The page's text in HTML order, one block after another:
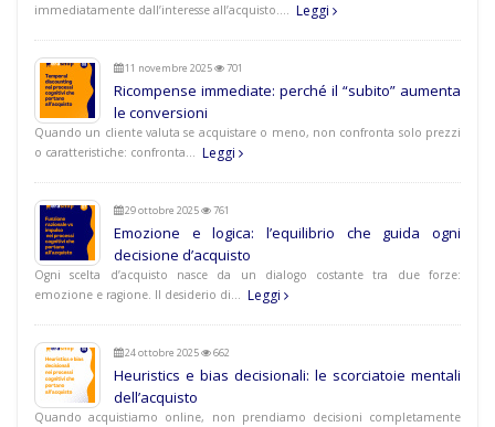
immediatamente dall’interesse all’acquisto.… Leggi
11 novembre 2025 701
Ricompense immediate: perché il “subito” aumenta
le conversioni
Quando un cliente valuta se acquistare o meno, non confronta solo prezzi
o caratteristiche: confronta… Leggi
29 ottobre 2025 761
Emozione e logica: l’equilibrio che guida ogni
decisione d’acquisto
Ogni scelta d’acquisto nasce da un dialogo costante tra due forze:
emozione e ragione. Il desiderio di… Leggi
24 ottobre 2025 662
Heuristics e bias decisionali: le scorciatoie mentali
dell’acquisto
Quando acquistiamo online, non prendiamo decisioni completamente